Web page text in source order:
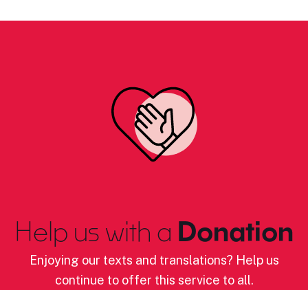
Help us with a Donation
Enjoying our texts and translations? Help us
continue to offer this service to all.